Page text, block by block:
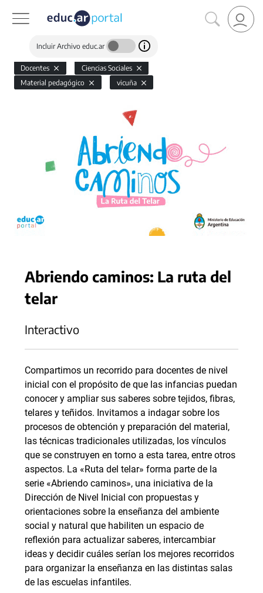
Incluir Archivo educ.ar
Docentes
Ciencias Sociales
Material pedagógico
vicuña
Abriendo caminos: La ruta del
telar
Interactivo
Compartimos un recorrido para docentes de nivel
inicial con el propósito de que las infancias puedan
conocer y ampliar sus saberes sobre tejidos, fibras,
telares y teñidos. Invitamos a indagar sobre los
procesos de obtención y preparación del material,
las técnicas tradicionales utilizadas, los vínculos
que se construyen en torno a esta tarea, entre otros
aspectos. La «Ruta del telar» forma parte de la
serie «Abriendo caminos», una iniciativa de la
Dirección de Nivel Inicial con propuestas y
orientaciones sobre la enseñanza del ambiente
social y natural que habiliten un espacio de
reflexión para actualizar saberes, intercambiar
ideas y decidir cuáles serían los mejores recorridos
para organizar la enseñanza en las distintas salas
de las escuelas infantiles.